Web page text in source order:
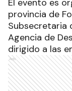
El evento es
provincia de
Subsecretaria
Agencia de
dirigido a las
Ads